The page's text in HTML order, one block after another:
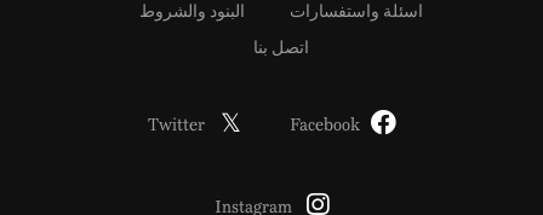
اسئلة واستفسارات
البنود والشروط
اتصل بنا
Facebook
Twitter
Instagram